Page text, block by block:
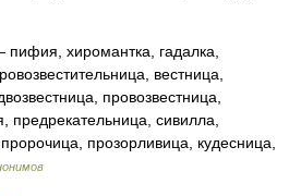
пифия, хиромантка, гадалка,
вестница,
провозвестница,
предрекательница, сивилла,
прозорливица, кудесница,